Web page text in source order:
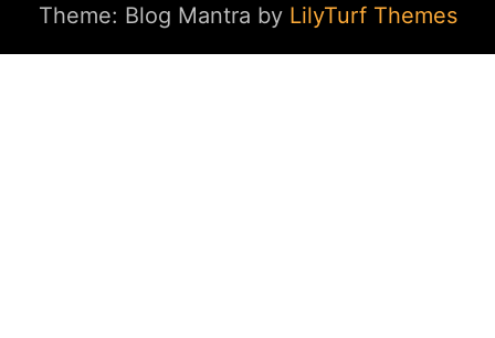
Theme: Blog Mantra by LilyTurf Themes